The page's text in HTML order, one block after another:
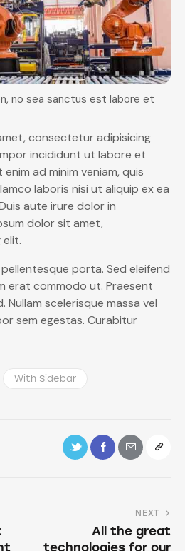
no sea sanctus est labore et
consectetur adipisicing
incididunt ut labore et
ad minim veniam, quis
laboris nisi ut aliquip ex ea
aute irure dolor in
dolor sit amet,
porta. Sed eleifend
erat commodo ut. Praesent
Nullam scelerisque massa vel
sem egestas. Curabitur
With Sidebar
NEXT
All the great
technologies for our